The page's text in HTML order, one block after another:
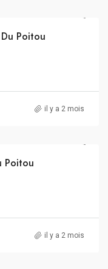
Poitou
il y a 2 mois
Poitou
il y a 2 mois